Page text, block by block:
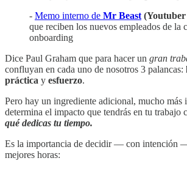
- Memo interno de Mr Beast
que reciben los nuevos empleados de la
onboarding
Dice Paul Graham que para hacer un gran
confluyan en cada uno de nosotros 3 palancas:
práctica y esfuerzo.
Pero hay un ingrediente adicional, mucho más
determina el impacto que tendrás en tu trabajo
qué dedicas tu tiempo.
Es la importancia de decidir — con intención
mejores horas: